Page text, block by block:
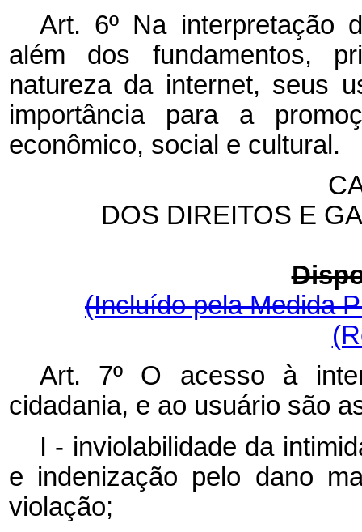
Art. 6º Na interpretação
além dos fundamentos,
natureza da internet, seus
importância para a
econômico, social e cultural.
DOS DIREITOS E
(Incluído pela Medida
Art. 7º O acesso à
cidadania, e ao usuário são
I - inviolabilidade da
e indenização pelo dano
violação;